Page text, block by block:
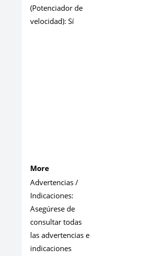
(Potenciador de
velocidad): Sí
More
Advertencias /
Indicaciones:
Asegúrese de
consultar todas
las advertencias e
indicaciones